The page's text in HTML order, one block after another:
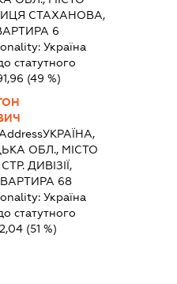
СТАХАНОВА,
6
Україна
статутного
(49 %)
УКРАЇНА,
ОБЛ., МІСТО
ДИВІЗІЇ,
68
Україна
статутного
(51 %)